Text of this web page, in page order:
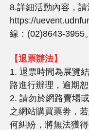
8.詳細活動內容，請
https://
線：(02)8643-3955。
【退票辦法】
1. 退票時間為展覽
路進行辦理，逾期
2. 請勿於網路賣場
之網站購買票劵，
何糾紛，將無法獲